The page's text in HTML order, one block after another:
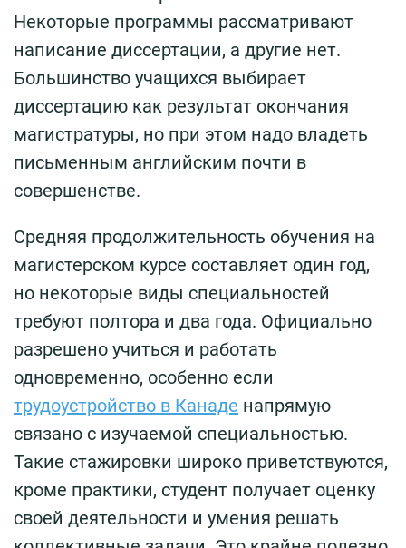
Некоторые программы рассматривают
написание диссертации, а другие нет.
Большинство учащихся выбирает
диссертацию как результат окончания
магистратуры, но при этом надо владеть
письменным английским почти в
совершенстве.
Средняя продолжительность обучения на
магистерском курсе составляет один год,
но некоторые виды специальностей
требуют полтора и два года. Официально
разрешено учиться и работать
одновременно, особенно если
трудоустройство в Канаде напрямую
связано с изучаемой специальностью.
Такие стажировки широко приветствуются,
кроме практики, студент получает оценку
своей деятельности и умения решать